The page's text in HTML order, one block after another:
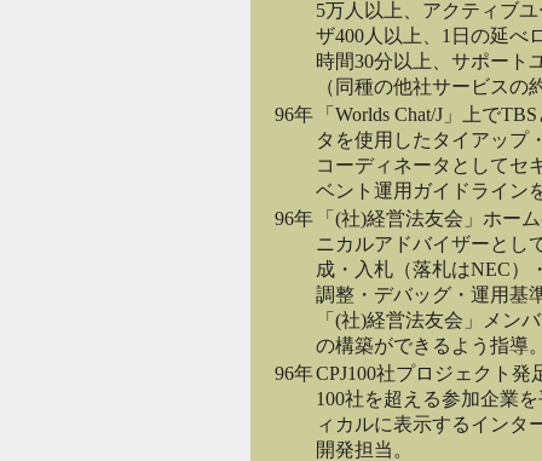
5万人以上、アクティブ
ザ400人以上、1日の延べ
時間30分以上、サポート
（同種の他社サービスの
96年
「Worlds Chat/J」上で
タを使用したタイアップ
コーディネータとしてセ
ベント運用ガイドライン
96年
「(社)経営法友会」ホー
ニカルアドバイザーとし
成・入札（落札はNEC）
調整・デバッグ・運用基
「(社)経営法友会」メン
の構築ができるよう指導
96年CPJ100社プロジェクト発
100社を超える参加企業
ィカルに表示するインタ
開発担当。